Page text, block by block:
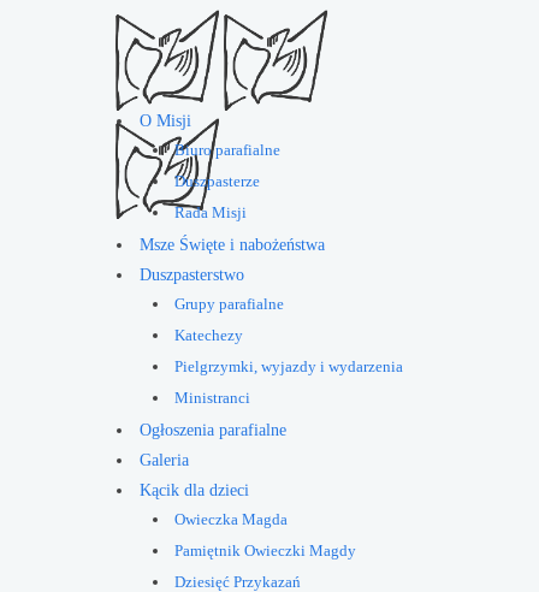
O Misji
Biuro parafialne
Duszpasterze
Rada Misji
Msze Święte i nabożeństwa
Duszpasterstwo
Grupy parafialne
Katechezy
Pielgrzymki, wyjazdy i wydarzenia
Ministranci
Ogłoszenia parafialne
Galeria
Kącik dla dzieci
Owieczka Magda
Pamiętnik Owieczki Magdy
Dziesięć Przykazań